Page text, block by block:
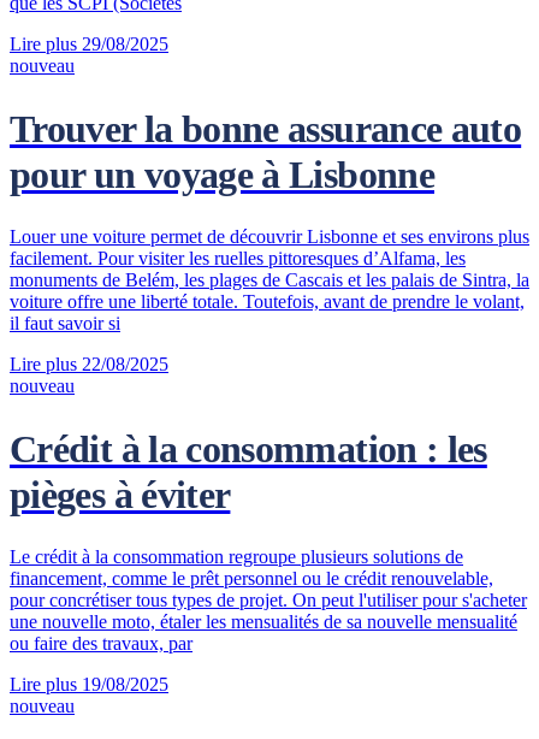
Lire plus 29/08/2025
nouveau
Trouver la bonne assurance auto
pour un voyage à Lisbonne
Louer une voiture permet de découvrir Lisbonne et ses environs plus
facilement. Pour visiter les ruelles pittoresques d’Alfama, les
monuments de Belém, les plages de Cascais et les palais de Sintra, la
voiture offre une liberté totale. Toutefois, avant de prendre le volant,
il faut savoir si
Lire plus 22/08/2025
nouveau
Crédit à la consommation : les
pièges à éviter
Le crédit à la consommation regroupe plusieurs solutions de
financement, comme le prêt personnel ou le crédit renouvelable,
pour concrétiser tous types de projet. On peut l'utiliser pour s'acheter
une nouvelle moto, étaler les mensualités de sa nouvelle mensualité
ou faire des travaux, par
Lire plus 19/08/2025
nouveau